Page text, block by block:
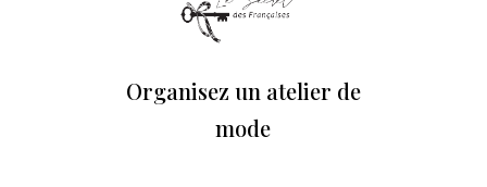
Organisez un atelier de
mode